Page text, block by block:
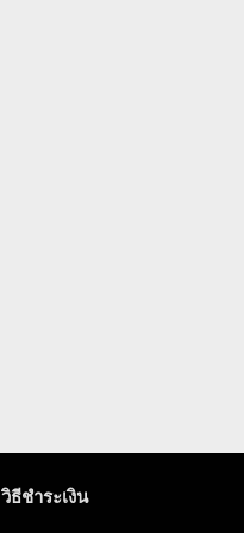
วิธีชำระเงิน